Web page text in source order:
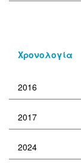
Χρονολογία
2016
2017
2024